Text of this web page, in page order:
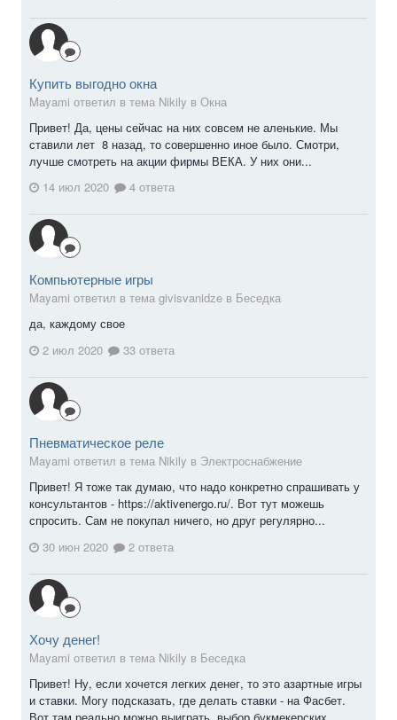
Купить выгодно окна
Mayami ответил в тема Nikily в Окна
Привет! Да, цены сейчас на них совсем не аленькие. Мы
ставили лет 8 назад, то совершенно иное было. Смотри,
лучше смотреть на акции фирмы ВЕКА. У них они...
14 июл 2020
4 ответа
Компьютерные игры
Mayami ответил в тема givisvanidze в Беседка
да, каждому свое
2 июл 2020
33 ответа
Пневматическое реле
Mayami ответил в тема Nikily в Электроснабжение
Привет! Я тоже так думаю, что надо конкретно спрашивать у
консультантов - https://aktivenergo.ru/. Вот тут можешь
спросить. Сам не покупал ничего, но друг регулярно...
30 июн 2020
2 ответа
Хочу денег!
Mayami ответил в тема Nikily в Беседка
Привет! Ну, если хочется легких денег, то это азартные игры
и ставки. Могу подсказать, где делать ставки - на Фасбет.
Вот там реально можно выиграть, выбор букмекерских...